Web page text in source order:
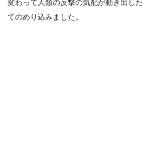
変わって人類の反撃の気配が動き出し
てのめり込みました。